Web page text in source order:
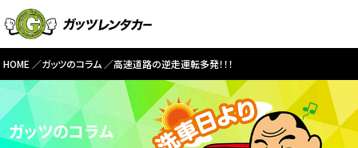
HOME ガッツのコラム 高速道路の逆走運転多発！！！
ガッツのコラム